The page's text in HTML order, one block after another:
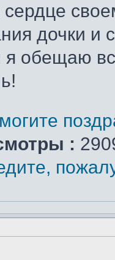
дочки и
я обещаю
: